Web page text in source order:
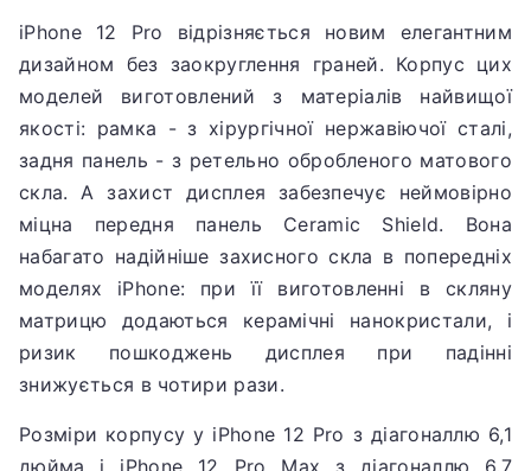
iPhone 12 Pro відрізняється новим елегантним
дизайном без заокруглення граней. Корпус цих
моделей виготовлений з матеріалів найвищої
якості: рамка - з хірургічної нержавіючої сталі,
задня панель - з ретельно обробленого матового
скла. А захист дисплея забезпечує неймовірно
міцна передня панель Ceramic Shield. Вона
набагато надійніше захисного скла в попередніх
моделях iPhone: при її виготовленні в скляну
матрицю додаються керамічні нанокристали, і
ризик пошкоджень дисплея при падінні
знижується в чотири рази.
Розміри корпусу у iPhone 12 Pro з діагоналлю 6,1
дюйма і iPhone 12 Pro Max з діагоналлю 6,7